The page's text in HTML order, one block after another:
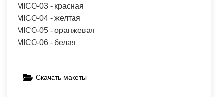
MICO-03 - красная
MICO-04 - желтая
MICO-05 - оранжевая
MICO-06 - белая
Скачать макеты